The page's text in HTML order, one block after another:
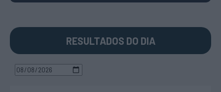
RESULTADOS DO DIA